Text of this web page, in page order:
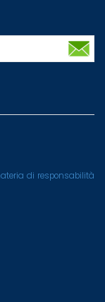
di responsabilità